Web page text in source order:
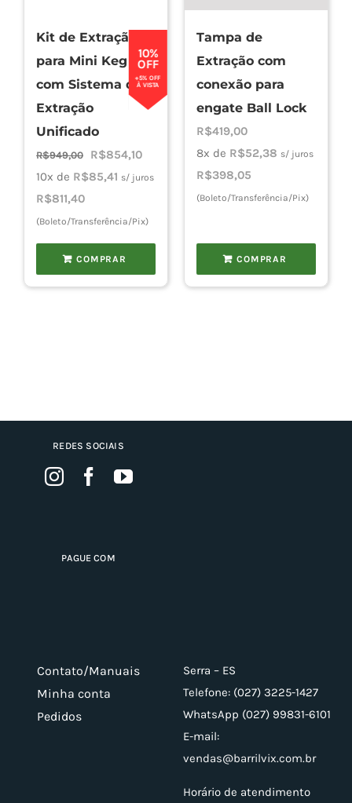
na
página
do
produto
10%
OFF
+5% OFF
À VISTA
Kit de Extração
para Mini Keg
com Sistema de
Extração
Unificado
R$949,00
O
preço
era:
R$949,00.
R$854,10O
preço
é:
R$854,10.
10x de R$85,41 s/ juros
R$811,40
(Boleto/Transferência/Pix)
COMPRAR
Tampa de
Extração com
conexão para
engate Ball Lock
R$419,00
8x de R$52,38 s/ juros
R$398,05
(Boleto/Transferência/Pix)
COMPRAR
REDES SOCIAIS
PAGUE COM
Contato/Manuais
Minha conta
Pedidos
Serra – ES
Telefone: (027) 3225-1427
WhatsApp (027) 99831-6101
E-mail:
vendas@barrilvix.com.br
Horário de atendimento